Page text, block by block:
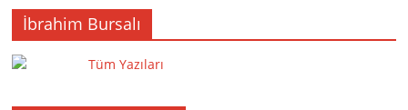
İbrahim Bursalı
Tüm Yazıları